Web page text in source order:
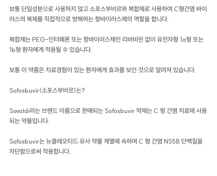
보통 단일성분으로 사용하지 않고 소포스부비르와 복합제로 사용하여 C형간염 바이
러스의 복제를 직접적으로 방해하는 항바이러스제의 역할을 합니다.
복합제는 PEG-인터페론 또는 항바이러스제인 리바비린 없이 유전자형 1a형 또는
1b형 환자에게 적용될 수 있습니다.
보통 이 약품은 치료경험이 있는 환자에게 효과를 보인 것으로 알려져 있습니다.
Sofosbuvir(소포스부비르)는?
Sovaldi라는 브랜드 이름으로 판매되는 Sofosbuvir 약제는 C 형 간염 치료에 사용
되는 약물입니다.
Sofosbuvir는 뉴클레오티드 유사 약물 계열에 속하며 C 형 간염 NS5B 단백질을
차단함으로써 작용합니다.